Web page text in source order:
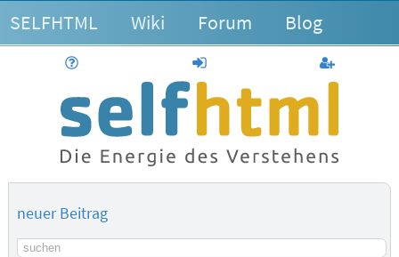
SELFHTML Wiki Forum Blog
anmelden
neuer Beitrag
Suchbegriff